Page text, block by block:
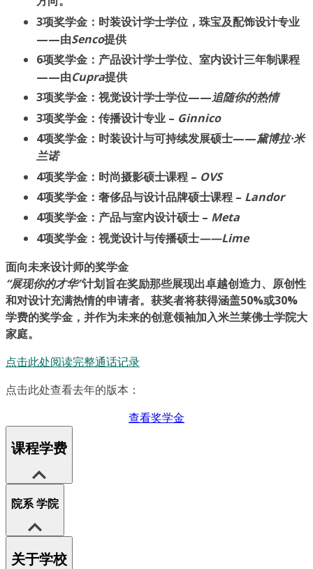
3项奖学金：时装设计学士学位，珠宝及配饰设计专业
——由Senco提供
6项奖学金：产品设计学士学位、室内设计三年制课程
——由Cupra提供
3项奖学金：视觉设计学士学位——追随你的热情
3项奖学金：传播设计专业 – Ginnico
4项奖学金：时装设计与可持续发展硕士——黛博拉·米
兰诺
4项奖学金：时尚摄影硕士课程 – OVS
4项奖学金：奢侈品与设计品牌硕士课程 – Landor
4项奖学金：产品与室内设计硕士 – Meta
4项奖学金：视觉设计与传播硕士——Lime
面向未来设计师的奖学金
“展现你的才华”计划旨在奖励那些展现出卓越创造力、原创性
和对设计充满热情的申请者。获奖者将获得涵盖50%或30%
学费的奖学金，并作为未来的创意领袖加入米兰莱佛士学院大
家庭。
点击此处阅读完整通话记录
点击此处查看去年的版本：
查看奖学金
课程学费
院系 学院
关于学校